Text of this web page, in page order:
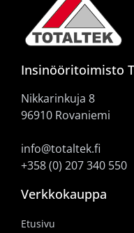
Insinööritoimisto
Nikkarinkuja 8
96910 Rovaniemi
info@totaltek.fi
+358 (0) 207 340 550
Verkkokauppa
Etusivu